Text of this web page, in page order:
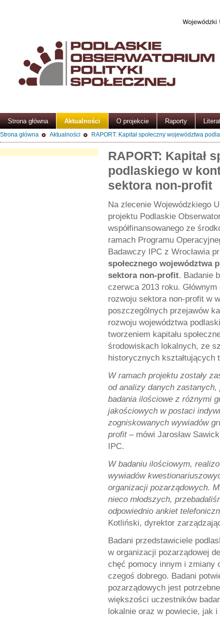
Strona główna Aktualności O projekcie Raporty
Strona główna Aktualności RAPORT: Kapitał społeczny województwa
RAPORT: Kapitał
podlaskiego w
sektora non-profit
Na zlecenie Wojewódzkiego
projektu Podlaskie
współfinansowanego ze
ramach Programu
Badawczy IPC z Wrocławia
społecznego województwa
sektora non-profit. Badanie
czerwca 2013 roku.
rozwoju sektora non-profit w
poszczególnych przejawów
rozwoju województwa
tworzeniem kapitału
środowiskach lokalnych, ze
historycznych kształtujących
W ramach projektu zostały
od analizy danych
badania ilościowe z różnymi
jakościowych w postaci
zogniskowanych wywiadów
profit– mówi Jarosław
IPC.
W badaniu ilościowym,
wywiadów
organizacji pozarządowych.
nieco młodszych,
odpowiednio ankiet
Kotliński, dyrektor
Badani przedstawiciele
w organizacji pozarządowej
chęć pomocy innym i zmiany
czegoś dobrego. Badani
pozarządowych jest
większości uczestników
lokalnie oraz w powiecie, jak